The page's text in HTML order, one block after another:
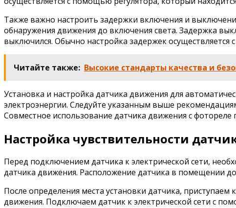
Также важно настроить задержки включения и
обнаружения движения до включения света. Задержка
выключился. Обычно настройка задержек
Читайте также: Высокие стандарты качества и
Установка и настройка датчика движения для
электроэнергии. Следуйте указанным выше
Совместное использование датчика движения с
Настройка чувствительности
Перед подключением датчика к электрической сети,
датчика движения. Расположение датчика в помещении
После определения места установки датчика, приступаем
движения. Подключаем датчик к электрической сети с